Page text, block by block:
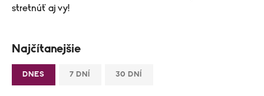
stretnúť aj vy!
Najčítanejšie
DNES 7 DNÍ 30 DNÍ